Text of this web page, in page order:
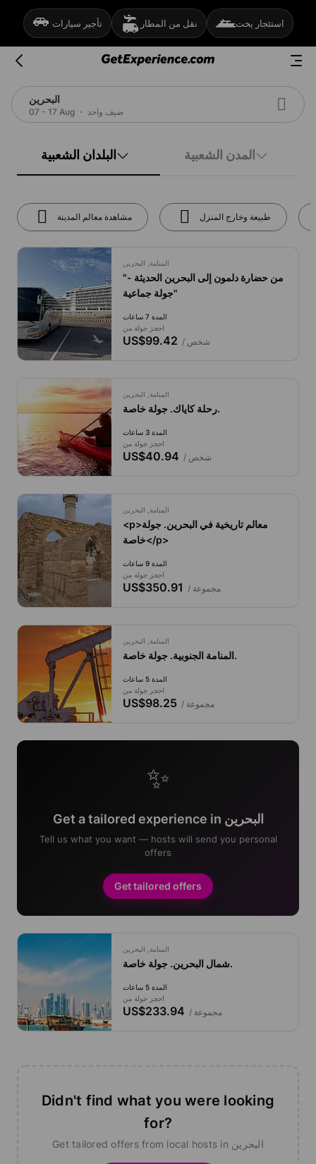
تأجير سيارات نقل من المطار استئجار يخت
البحرين
07 - 17 Aug ضيف واحد
البلدان الشعبية المدن الشعبية
مشاهدة معالم المدينة طبيعة وخارج المنزل
المنامة, البحرين
"من حضارة دلمون إلى البحرين الحديثة -
جولة جماعية"
المدة 7 ساعات
احجز جولة من
US$99.42 / شخص
المنامة, البحرين
رحلة كاياك. جولة خاصة.
المدة 3 ساعات
احجز جولة من
US$40.94 / شخص
المنامة, البحرين
<p>معالم تاريخية في البحرين. جولة
خاصة</p>
المدة 9 ساعات
احجز جولة من
US$350.91 / مجموعة
المنامة, البحرين
المنامة الجنوبية. جولة خاصة.
المدة 5 ساعات
احجز جولة من
US$98.25 / مجموعة
✨
Get a tailored experience in البحرين
Tell us what you want — hosts will send you personal
offers
Get tailored offers
المنامة, البحرين
شمال البحرين. جولة خاصة.
المدة 5 ساعات
احجز جولة من
US$233.94 / مجموعة
Didn't find what you were looking
for?
Get tailored offers from local hosts in البحرين